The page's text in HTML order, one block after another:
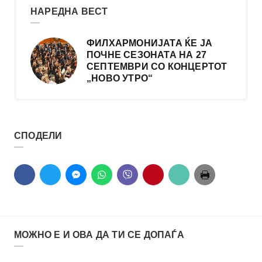
НАРЕДНА ВЕСТ
ФИЛХАРМОНИЈАТА ЌЕ ЈА
ПОЧНЕ СЕЗОНАТА НА 27
СЕПТЕМВРИ СО КОНЦЕРТОТ
„НОВО УТРО“
СПОДЕЛИ
МОЖНО Е И ОВА ДА ТИ СЕ ДОПАЃА